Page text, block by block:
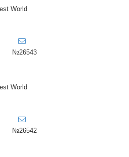
World
World
№26543
№26542